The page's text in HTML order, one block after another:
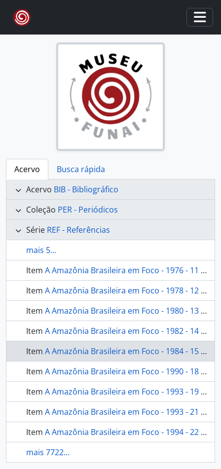
Skip to main content
Acervo
Busca rápida
Acervo BIB - Bibliográfico
Coleção PER - Periódicos
Série REF - Referências
mais 5...
Item A Amazônia Brasileira em Foco - 1976 - 11 - [A Amazônia Brasileira em Foco]
Item A Amazônia Brasileira em Foco - 1978 - 12 - [A Amazônia Brasileira em Foco]
Item A Amazônia Brasileira em Foco - 1980 - 13 - [A Amazônia Brasileira em Foco]
Item A Amazônia Brasileira em Foco - 1982 - 14 - [A Amazônia Brasileira em Foco]
Item A Amazônia Brasileira em Foco - 1984 - 15 - [A Amazônia Brasileira em Foco]
Item A Amazônia Brasileira em Foco - 1990 - 18 - [A Amazônia Brasileira em Foco]
Item A Amazônia Brasileira em Foco - 1993 - 19 - [A Amazônia Brasileira em Foco]
Item A Amazônia Brasileira em Foco - 1993 - 21 - [A Amazônia Brasileira em Foco]
Item A Amazônia Brasileira em Foco - 1994 - 22 - [A Amazônia Brasileira em Foco]
mais 7722...